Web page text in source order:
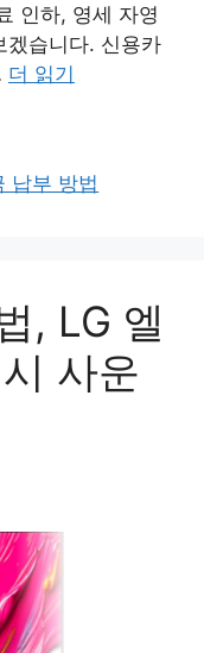
인하, 영세 자영
겠습니다. 신용카
더 읽기
납부 방법
, LG 엘
사운